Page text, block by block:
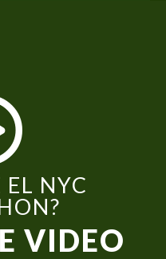
EL NYC
VIDEO